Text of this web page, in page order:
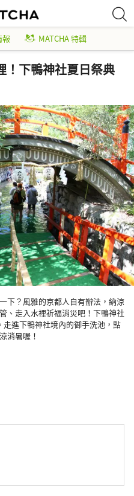
報 MATCHA 特輯
！下鴨神社夏日祭典
下？風雅的京都人自有辦法，納涼
、走入水裡祈福消災吧！下鴨神社
進下鴨神社境內的御手洗池，點
消暑喔！